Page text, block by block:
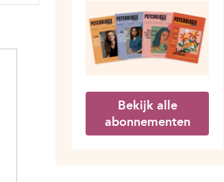
Bekijk alle
abonnementen